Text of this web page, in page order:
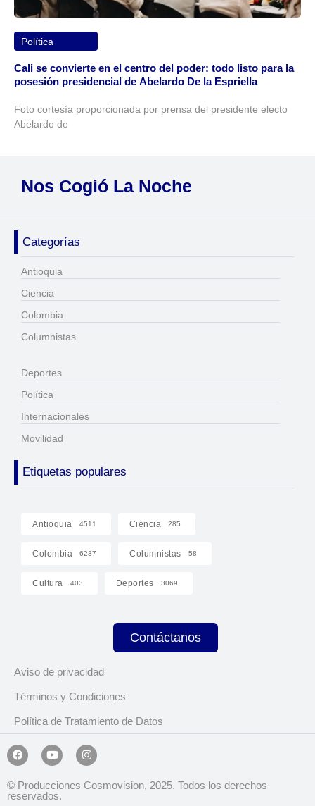
Política
Cali se convierte en el centro del poder: todo listo para la
posesión presidencial de Abelardo De la Espriella
Foto cortesía proporcionada por prensa del presidente electo
Abelardo de
Nos Cogió La Noche
Categorías
Antioquia
Ciencia
Colombia
Columnistas
Deportes
Política
Internacionales
Movilidad
Etiquetas populares
Antioquia 4511 Ciencia 285
Colombia 6237 Columnistas 58
Cultura 403 Deportes 3069
Contáctanos
Aviso de privacidad
Términos y Condiciones
Política de Tratamiento de Datos
© Producciones Cosmovision, 2025. Todos los derechos
reservados.